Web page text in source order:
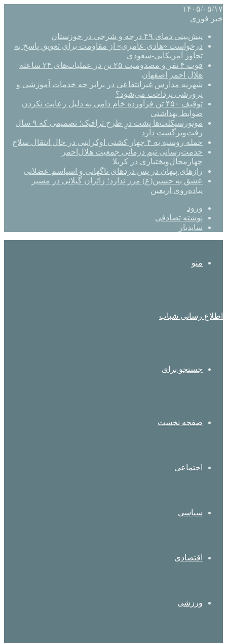
۱۴۰۵/۰۵/۱۷
خبر فوری
پیش‌بینی دمای ۴۹ درجه و شرجی در خوزستان
درخواست «هادی عامری» از مقاومت برای تعویق پاسخ به
تجاوز آمریکایی-سعودی
فوت ۴ نفر و مصدومیت ۲۵ تن در عملیات‌های ۲۴ ساعته
هلال احمر اصفهان
شهریه مدارس غیرانتفاعی در برابر چه خدمات آموزشی و
پرورشی پرداخت می‌شود؟
توقیف ۴۵۰ تن فرآورده خام دامی به دلیل رعایت نکردن
ضوابط بهداشتی
موتورسیکلت‌ها پشت درِ طرح ترافیک؛ تصمیمی که ۹ سال
رفت‌وبرگشت دارد
حمله روسیه به ۴ چهار کشتی اوکراینی در حال انتقال سلاح
خدمت‌رسانی تیم درمانی جمعیت هلال‌احمر
چهارمحال‌وبختیاری در کربلا
رازهای پنهان در پس دردهای ناگهانی و اسپاسم عضلانی
عشق به حسین(ع) مرز ندارد؛ زائران گیلانی در مسیر
پیاده‌روی اربعین
ورود
نوشته تصادفی
سایدبار
منو
اطلاع رسانی شباب
جستجو برای
صفحه نخست
اجتماعی
سیاسی
اقتصادی
ورزشی